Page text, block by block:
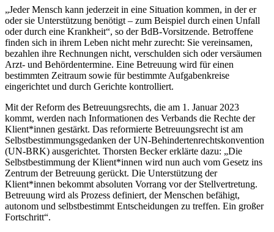
„Jeder Mensch kann jederzeit in eine Situation kommen, in der er
oder sie Unterstützung benötigt – zum Beispiel durch einen Unfall
oder durch eine Krankheit“, so der BdB-Vorsitzende. Betroffene
finden sich in ihrem Leben nicht mehr zurecht: Sie vereinsamen,
bezahlen ihre Rechnungen nicht, verschulden sich oder versäumen
Arzt- und Behördentermine. Eine Betreuung wird für einen
bestimmten Zeitraum sowie für bestimmte Aufgabenkreise
eingerichtet und durch Gerichte kontrolliert.
Mit der Reform des Betreuungsrechts, die am 1. Januar 2023
kommt, werden nach Informationen des Verbands die Rechte der
Klient*innen gestärkt. Das reformierte Betreuungsrecht ist am
Selbstbestimmungsgedanken der UN-Behindertenrechtskonvention
(UN-BRK) ausgerichtet. Thorsten Becker erklärte dazu: „Die
Selbstbestimmung der Klient*innen wird nun auch vom Gesetz ins
Zentrum der Betreuung gerückt. Die Unterstützung der
Klient*innen bekommt absoluten Vorrang vor der Stellvertretung.
Betreuung wird als Prozess definiert, der Menschen befähigt,
autonom und selbstbestimmt Entscheidungen zu treffen. Ein großer
Fortschritt“.